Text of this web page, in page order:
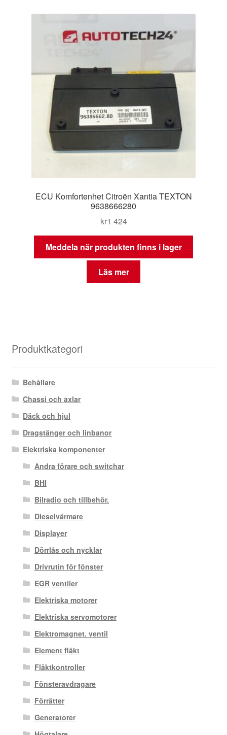
ECU Komfortenhet Citroën Xantia TEXTON
9638666280
kr1 424
Meddela när produkten finns i lager
Läs mer
Produktkategori
Behållare
Chassi och axlar
Däck och hjul
Dragstänger och linbanor
Elektriska komponenter
Andra förare och switchar
BHI
Bilradio och tillbehör.
Dieselvärmare
Displayer
Dörrlås och nycklar
Drivrutin för fönster
EGR ventiler
Elektriska motorer
Elektriska servomotorer
Elektromagnet. ventil
Element fläkt
Fläktkontroller
Fönsteravdragare
Förrätter
Generatorer